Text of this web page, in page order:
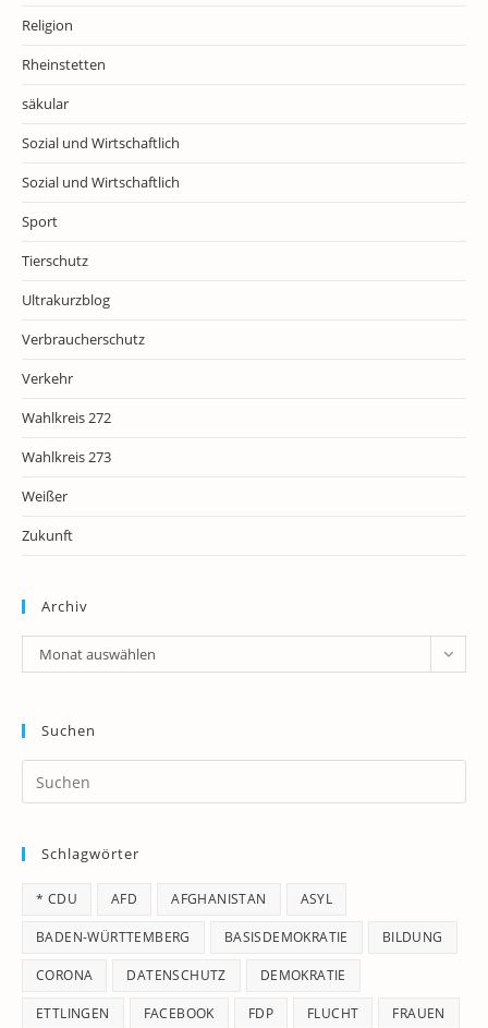
Religion
Rheinstetten
säkular
Sozial und Wirtschaftlich
Sozial und Wirtschaftlich
Sport
Tierschutz
Ultrakurzblog
Verbraucherschutz
Verkehr
Wahlkreis 272
Wahlkreis 273
Weißer
Zukunft
Archiv
Archiv
Monat auswählen
Suchen
Schlagwörter
* CDU AFD AFGHANISTAN ASYL
BADEN-WÜRTTEMBERG BASISDEMOKRATIE BILDUNG
CORONA DATENSCHUTZ DEMOKRATIE
ETTLINGEN FACEBOOK FDP FLUCHT FRAUEN